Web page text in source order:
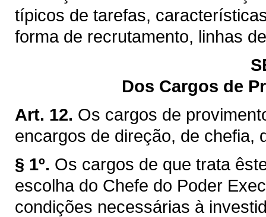
típicos de tarefas,
forma de recrutamento, linhas
Dos Cargos de
Art. 12. Os cargos de
encargos de direção, de chefia,
§ 1º. Os cargos de que trata
escolha do Chefe do Poder
condições necessárias à